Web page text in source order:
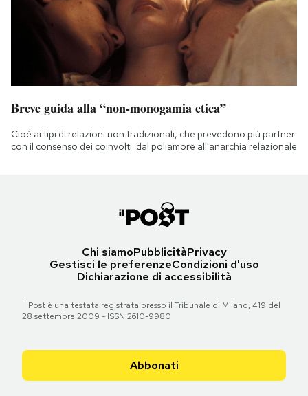
Breve guida alla “non-monogamia etica”
Cioè ai tipi di relazioni non tradizionali, che prevedono più partner
con il consenso dei coinvolti: dal poliamore all'anarchia relazionale
Chi siamoPubblicitàPrivacy
Gestisci le preferenzeCondizioni d'uso
Dichiarazione di accessibilità
Il Post è una testata registrata presso il Tribunale di Milano, 419 del
28 settembre 2009 - ISSN 2610-9980
Abbonati